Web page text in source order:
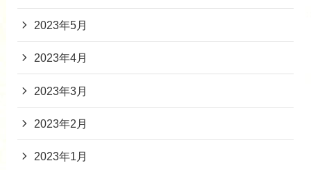
2023年5月
2023年4月
2023年3月
2023年2月
2023年1月